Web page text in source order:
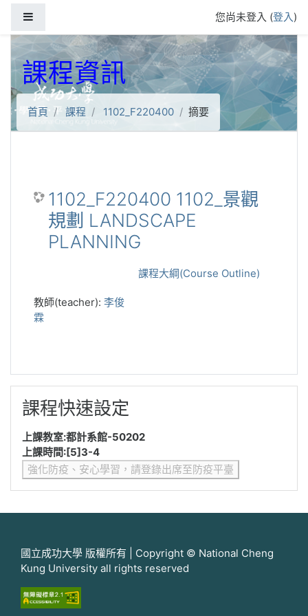
您尚未登入 (登入)
課程資訊
首頁 課程 1102_F220400 摘要
1102_F220400 1102_景觀
規劃 LANDSCAPE
PLANNING
課程大綱(Course Outline)
教師(teacher): 李俊
霖
課程快速設定
上課教室:都計系館-50202
上課時間:[5]3-4
強化防疫、安心學習，請登錄出席至防疫平臺
國立成功大學 版權所有 | Copyright © National Cheng
Kung University all rights reserved